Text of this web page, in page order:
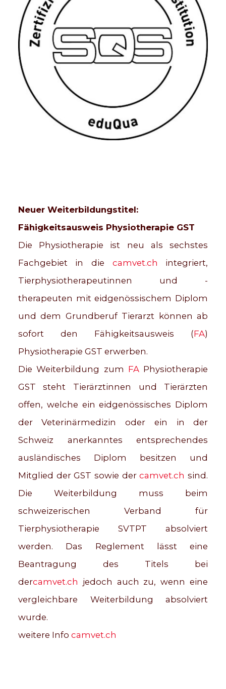
Neuer Weiterbildungstitel:
Fähigkeitsausweis Physiotherapie GST
Die Physiotherapie ist neu als sechstes
Fachgebiet in die camvet.ch integriert,
Tierphysiotherapeutinnen und -
therapeuten mit eidgenössischem Diplom
und dem Grundberuf Tierarzt können ab
sofort den Fähigkeitsausweis (FA)
Physiotherapie GST erwerben.
Die Weiterbildung zum FAPhysiotherapie
GST steht Tierärztinnen und Tierärzten
offen, welche ein eidgenössisches Diplom
der Veterinärmedizin oder ein in der
Schweiz anerkanntes entsprechendes
ausländisches Diplom besitzen und
Mitglied der GST sowie dercamvet.ch sind.
Die Weiterbildung muss beim
schweizerischen Verband für
Tierphysiotherapie SVTPT absolviert
werden. Das Reglement lässt eine
Beantragung des Titels bei
dercamvet.ch jedoch auch zu, wenn eine
vergleichbare Weiterbildung absolviert
wurde.
weitere Info camvet.ch